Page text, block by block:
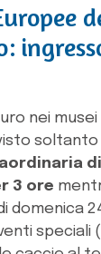
nei
soltanto
3 ore
domenica
speciali